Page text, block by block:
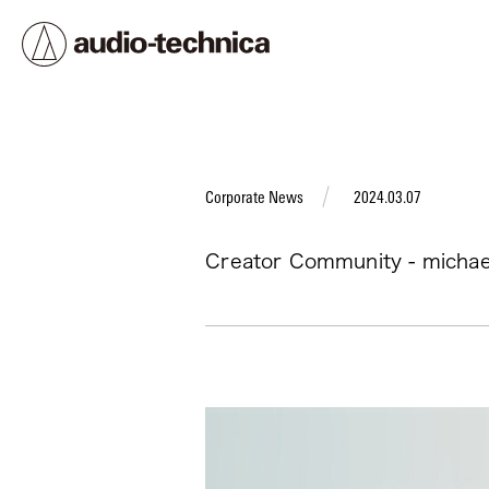
Corporate News 2024.03.07
Creator Community -